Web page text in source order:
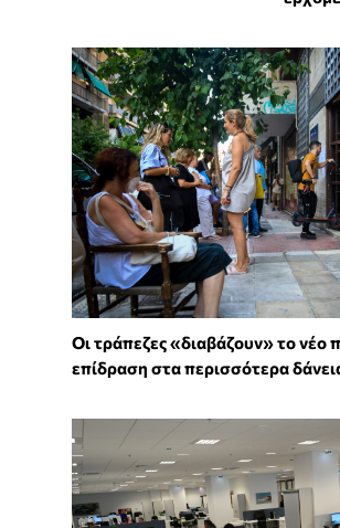
Οι τράπεζες «διαβάζουν» το νέο
επίδραση στα περισσότερα